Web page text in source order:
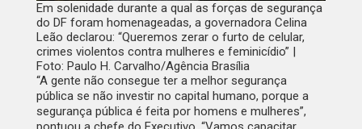
Em solenidade durante a qual as forças de segurança
do DF foram homenageadas, a governadora Celina
Leão declarou: “Queremos zerar o furto de celular,
crimes violentos contra mulheres e feminicídio” |
Foto: Paulo H. Carvalho/Agência Brasília
“A gente não consegue ter a melhor segurança
pública se não investir no capital humano, porque a
segurança pública é feita por homens e mulheres”,